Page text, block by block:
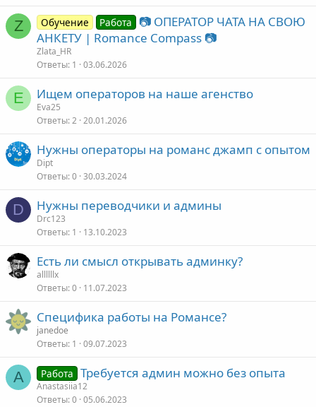
Z Обучение Работа 📷 ОПЕРАТОР ЧАТА НА СВОЮ
АНКЕТУ | Romance Compass 📷
Zlata_HR
Ответы 1 03.06.2026
E Ищем операторов на наше агенство
Eva25
Ответы 2 20.01.2026
Нужны операторы на романс джамп с опытом
Dipt
Ответы 0 30.03.2024
D Нужны переводчики и админы
Drc123
Ответы 1 13.10.2023
Есть ли смысл открывать админку?
allllllx
Ответы 0 11.07.2023
Специфика работы на Романсе?
janedoe
Ответы 1 09.07.2023
A Работа Требуется админ можно без опыта
Anastasiia12
Ответы 0 05.06.2023